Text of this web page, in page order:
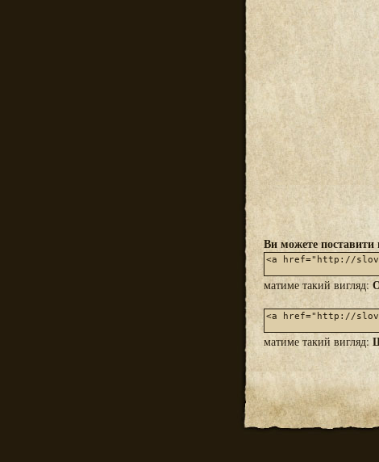
Ви можете поставити
матиме такий вигляд:
матиме такий вигляд: